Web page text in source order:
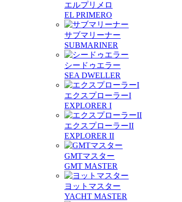
エルプリメロ
EL PRIMERO
サブマリーナー
SUBMARINER
シードゥエラー
SEA DWELLER
エクスプローラーI
EXPLORER I
エクスプローラーII
EXPLORER II
GMTマスター
GMT MASTER
ヨットマスター
YACHT MASTER